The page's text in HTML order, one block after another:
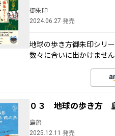
御朱印
2024.06.27 発売
地球の歩き方御朱印シリ
数々に合いに出かけませ
０３ 地球の歩き方
島旅
2025.12.11 発売